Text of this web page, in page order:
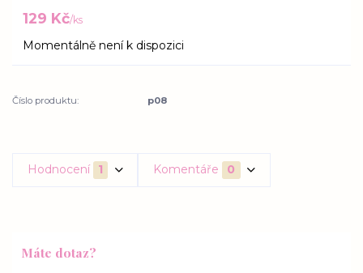
129 Kč/ks
Momentálně není k dispozici
Číslo produktu: p08
Hodnocení 1 Komentáře 0
Máte dotaz?